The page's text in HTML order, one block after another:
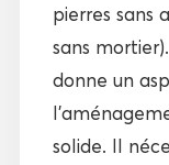
pierres sans
sans
donne un
solide. Il